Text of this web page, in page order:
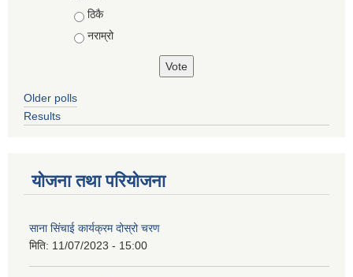
ठिकै
नराम्रो
Older polls
Results
योजना तथा परियोजना
साना सिंचाई कार्यक्रम दोस्रो चरण
मिति: 11/07/2023 - 15:00